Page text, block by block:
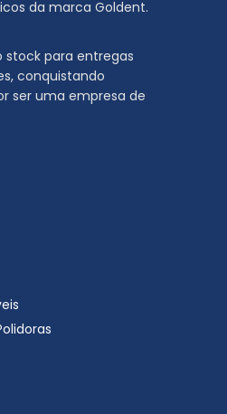
da marca Goldent.
para entregas
conquistando
ser uma empresa de